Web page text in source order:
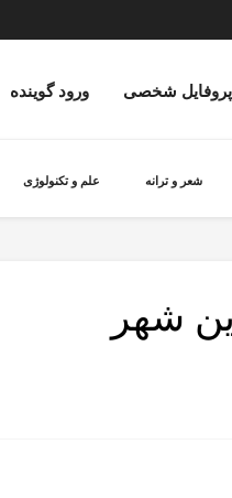
ورود گوینده پروفایل شخصی
علم و تکنولوژی شعر و ترانه
شهر